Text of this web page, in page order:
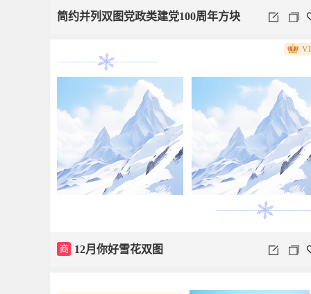
简约并列双图党政类建党100周年方块
商 12月你好雪花双图